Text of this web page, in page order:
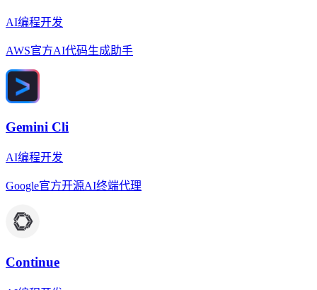
AI编程开发
AWS官方AI代码生成助手
Gemini Cli
AI编程开发
Google官方开源AI终端代理
Continue